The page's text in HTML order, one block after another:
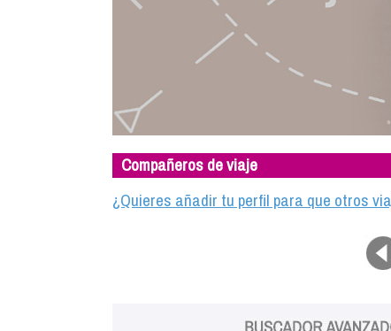
Compañeros de viaje
¿Quieres añadir tu perfil para que otros